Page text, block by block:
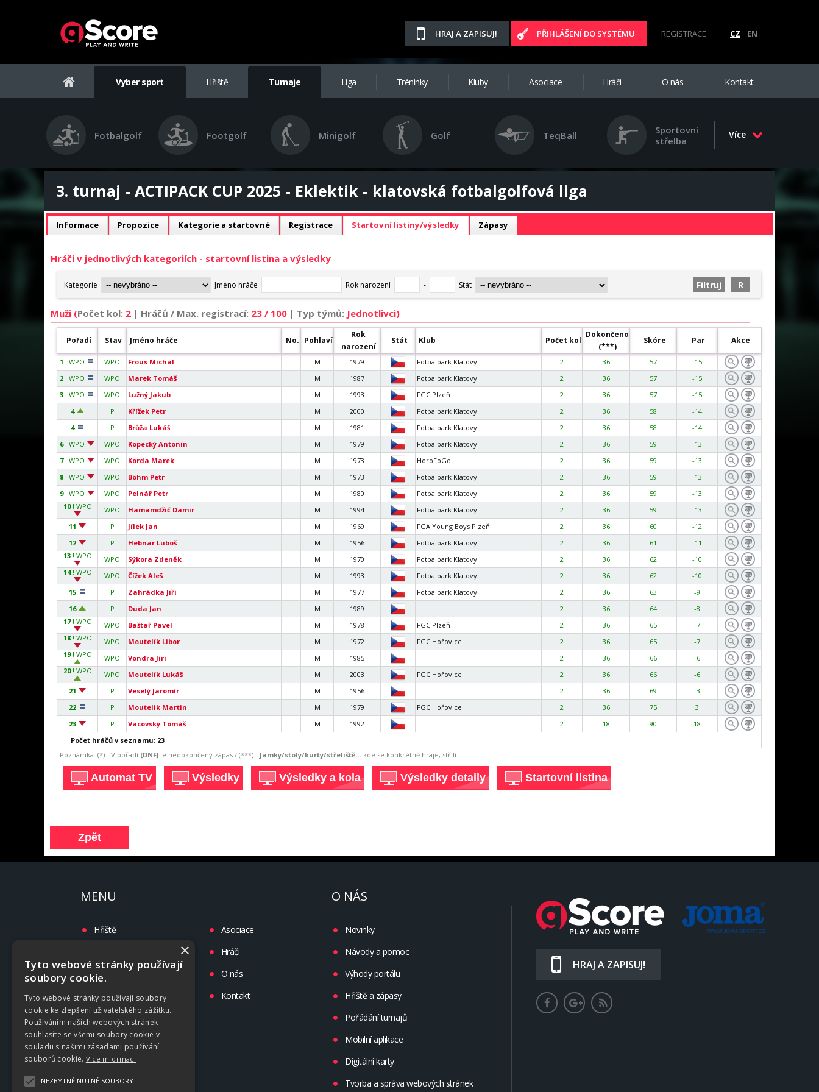
HRAJ A ZAPISUJ! PŘIHLÁŠENÍ DO SYSTÉMU REGISTRACE CZ EN
Vyber sport Hřiště Turnaje Liga Tréninky Kluby Asociace Hráči O nás Kontakt
Fotbalgolf Footgolf Minigolf Golf TeqBall
Sportovní
střelba
Více
3. turnaj - ACTIPACK CUP 2025 - Eklektik - klatovská fotbalgolfová liga
Informace Propozice Kategorie a startovné Registrace Startovní listiny/výsledky Zápasy
Hráči v jednotlivých kategoriích - startovní listina a výsledky
Muži (Počet kol: 2 | Hráčů / Max. registrací: 23 / 100 | Typ týmů: Jednotlivci)
Pořadí Stav Jméno hráče No. Pohlaví
Rok
narození
Stát Klub Počet kol
Dokončeno
(***)
Skóre Par Akce
1 ! WPO WPO Frous Michal M 1979 Fotbalpark Klatovy 2 36 57
-15
2 ! WPO WPO Marek Tomáš M 1987 Fotbalpark Klatovy 2 36 57
-15
3 ! WPO WPO Lužný Jakub M 1993 FGC Plzeň 2 36 57
-15
4
P Křížek Petr M 2000 Fotbalpark Klatovy 2 36 58
-14
4
P Brůža Lukáš M 1981 Fotbalpark Klatovy 2 36 58
-14
6 ! WPO WPO Kopecký Antonin M 1979 Fotbalpark Klatovy 2 36 59
-13
7 ! WPO WPO Korda Marek M 1973 HoroFoGo 2 36 59
-13
8 ! WPO WPO Böhm Petr M 1973 Fotbalpark Klatovy 2 36 59
-13
9 ! WPO WPO Pelnář Petr M 1980 Fotbalpark Klatovy 2 36 59
-13
10 ! WPO WPO Hamamdžič Damir M 1994 Fotbalpark Klatovy 2 36 59
-13
11
P Jílek Jan M 1969 FGA Young Boys Plzeň 2 36 60
-12
12
P Hebnar Luboš M 1956 Fotbalpark Klatovy 2 36 61
-11
13 ! WPO WPO Sýkora Zdeněk M 1970 Fotbalpark Klatovy 2 36 62
-10
14 ! WPO WPO Čížek Aleš M 1993 Fotbalpark Klatovy 2 36 62
-10
15
P Zahrádka Jiří M 1977 Fotbalpark Klatovy 2 36 63
-9
16
P Duda Jan M 1989 2 36 64
-8
17 ! WPO WPO Baštař Pavel M 1978 FGC Plzeň 2 36 65
-7
18 ! WPO WPO Moutelík Libor M 1972 FGC Hořovice 2 36 65
-7
19 ! WPO WPO Vondra Jiri M 1985 2 36 66
-6
20 ! WPO WPO Moutelík Lukáš M 2003 FGC Hořovice 2 36 66
-6
21
P Veselý Jaromír M 1956 2 36 69
-3
22
P Moutelik Martin M 1979 FGC Hořovice 2 36 75
3
23
P Vacovský Tomáš M 1992 2 18 90
18
Počet hráčů v seznamu: 23
Poznámka: (*) - V pořadí [DNF] je nedokončený zápas / (***) - Jamky/stoly/kurty/střeliště... kde se konkrétně hraje, střílí
MENU
Hřiště
Liga
Tréninky
Kluby
Asociace
Hráči
O nás
Kontakt
O NÁS
Novinky
Návody a pomoc
Výhody portálu
Hřiště a zápasy
Pořádání turnajů
Mobilní aplikace
Digitální karty
Tvorba a správa webových stránek
HRAJ A ZAPISUJ!
×
Tyto webové stránky používají
soubory cookie.
Tyto webové stránky používají soubory
cookie ke zlepšení uživatelského zážitku.
Používáním našich webových stránek
souhlasíte se všemi soubory cookie v
souladu s našimi zásadami používání
souborů cookie. Více informací
NEZBYTNĚ NUTNÉ SOUBORY